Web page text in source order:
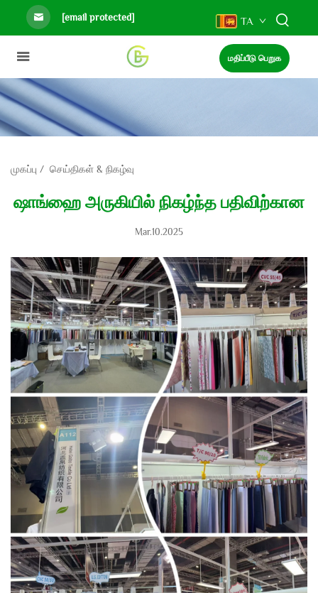
[email protected] TA
மதிப்பீடு பெறுக
முகப்பு / செய்திகள் & நிகழ்வு
ஷாங்ஹை அருகியில் நிகழ்ந்த பதிவிற்கான
Mar.10.2025